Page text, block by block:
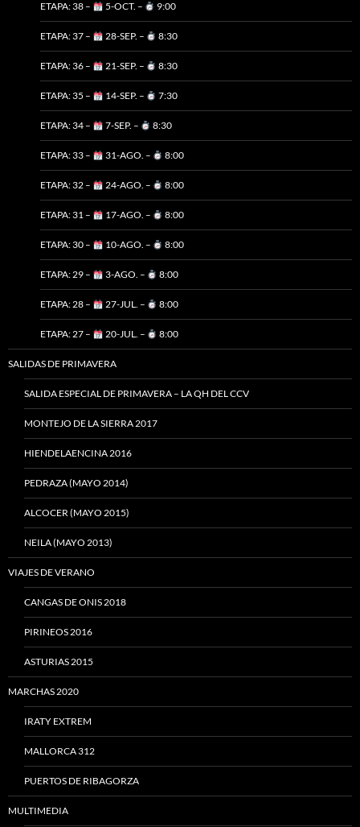
ETAPA: 38 – 5-OCT. – 9:00
ETAPA: 37 – 28-SEP. – 8:30
ETAPA: 36 – 21-SEP. – 8:30
ETAPA: 35 – 14-SEP. – 7:30
ETAPA: 34 – 7-SEP. – 8:30
ETAPA: 33 – 31-AGO. – 8:00
ETAPA: 32 – 24-AGO. – 8:00
ETAPA: 31 – 17-AGO. – 8:00
ETAPA: 30 – 10-AGO. – 8:00
ETAPA: 29 – 3-AGO. – 8:00
ETAPA: 28 – 27-JUL. – 8:00
ETAPA: 27 – 20-JUL. – 8:00
SALIDAS DE PRIMAVERA
SALIDA ESPECIAL DE PRIMAVERA – LA QH DEL CCV
MONTEJO DE LA SIERRA 2017
HIENDELAENCINA 2016
PEDRAZA (MAYO 2014)
ALCOCER (MAYO 2015)
NEILA (MAYO 2013)
VIAJES DE VERANO
CANGAS DE ONIS 2018
PIRINEOS 2016
ASTURIAS 2015
MARCHAS 2020
IRATY EXTREM
MALLORCA 312
PUERTOS DE RIBAGORZA
MULTIMEDIA